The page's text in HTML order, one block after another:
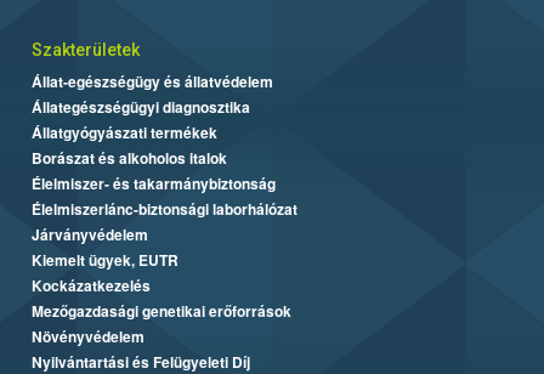
Szakterületek
Állat-egészségügy és állatvédelem
Állategészségügyi diagnosztika
Állatgyógyászati termékek
Borászat és alkoholos italok
Élelmiszer- és takarmánybiztonság
Élelmiszerlánc-biztonsági laborhálózat
Járványvédelem
Kiemelt ügyek, EUTR
Kockázatkezelés
Mezőgazdasági genetikai erőforrások
Növényvédelem
Nyilvántartási és Felügyeleti Díj